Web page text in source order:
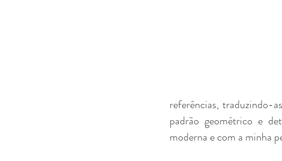
referências, traduzindo-
padrão geométrico e
moderna e com a minha